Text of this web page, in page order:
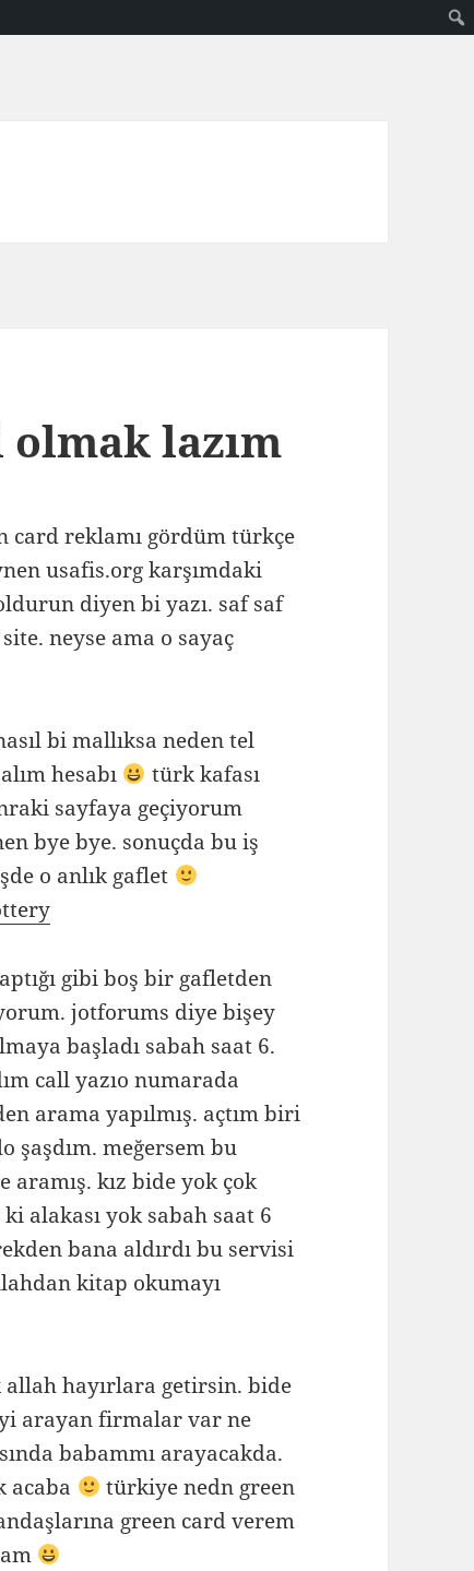
lazım
card reklamı gördüm türkçe
usafis.org karşımdaki
diyen bi yazı. saf saf
neyse ama o sayaç
bi mallıksa neden tel
hesabı
türk kafası
sayfaya geçiyorum
bye bye. sonuçda bu iş
o anlık gaflet
gibi boş bir gafletden
jotforums diye bişey
başladı sabah saat 6.
call yazıo numarada
arama yapılmış. açtım biri
şaşdım. meğersem bu
aramış. kız bide yok çok
alakası yok sabah saat 6
bana aldırdı bu servisi
kitap okumayı
hayırlara getirsin. bide
arayan firmalar var ne
babammı arayacakda.
acaba
türkiye nedn green
green card verem